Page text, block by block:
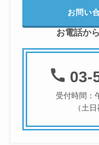
お問い
お電話か
03-
受付時間：
（土